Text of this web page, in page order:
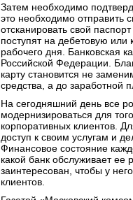
Затем необходимо
это необходимо
отсканировать свой
поступят на дебетовую или
рабочего дня. Банковская
Российской Федерации.
карту становится не
средства, а до заработной
На сегодняшний день все
модернизироваться для
корпоративных клиентов.
доступ к своим услугам и
Финансовое состояние
какой банк обслуживает ее
заинтересован, чтобы у
клиентов.